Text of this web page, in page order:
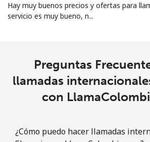
Hay muy buenos precios y ofertas para
servicio es muy bueno, n...
Preguntas
llamadas
con
¿Cómo puedo hacer llamadas